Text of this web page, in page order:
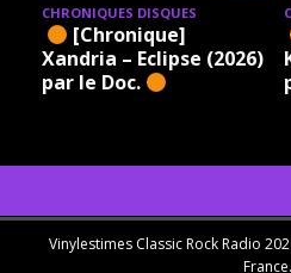
CHRONIQUES DISQUES
[Chronique]
Xandria – Eclipse (2026)
par le Doc.
Vinylestimes Classic Rock Radio
France.